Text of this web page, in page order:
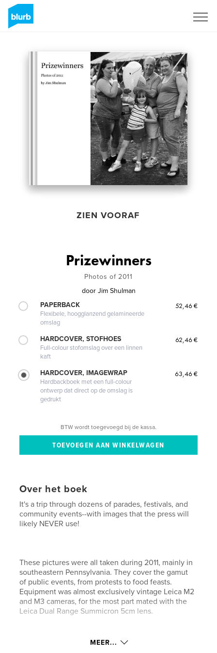
ZIEN VOORAF
Prizewinners
Photos of 2011
door Jim Shulman
PAPERBACK
Flexibele, hoogglanzend gelamineerde
omslag
52,46 €
HARDCOVER, STOFHOES
Full-colour stofomslag over een linnen
kaft
62,46 €
HARDCOVER, IMAGEWRAP
Hardbackboek met een full-colour
ontwerp dat direct op de omslag is
gedrukt
63,46 €
BTW wordt toegevoegd bij de kassa.
Over het boek
It's a trip through dozens of parades, festivals, and
community events--with images that the press will
likely NEVER use!
These pictures were all taken during 2011, mainly in
southeastern Pennsylvania. They cover the gamut
of public events, from protests to food feasts.
Equipment was almost exclusively vintage Leica M2
and M3 cameras, for the most part mated with the
Leica Dual Range Summicron 5cm lens.
kenmerken / functionaliteiten &
MEER...